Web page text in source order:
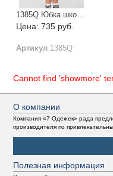
1385Q Юбка школьная.
Цена: 735 руб.
Артикул 1385Q
Cannot find 'showmore'
О компании
Компания «7 Одежек» рада
производителя по
Полезная информация